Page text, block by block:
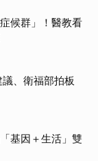
候群」！醫教看
議、衛福部拍板
基因＋生活」雙